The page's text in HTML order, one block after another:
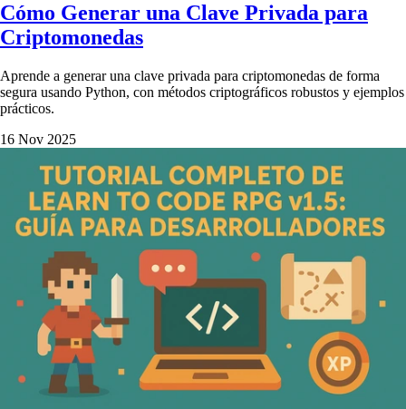
Cómo Generar una Clave Privada para
Criptomonedas
Aprende a generar una clave privada para criptomonedas de forma
segura usando Python, con métodos criptográficos robustos y ejemplos
prácticos.
16 Nov 2025